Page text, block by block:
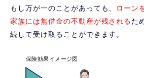
もし万が一のことがあっても、 ローン
家族には無借金の不動産が残されるた
続して受け取ることができます。